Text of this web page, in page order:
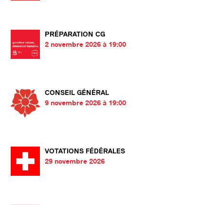
PRÉPARATION CG
2 novembre 2026 à 19:00
CONSEIL GÉNÉRAL
9 novembre 2026 à 19:00
VOTATIONS FÉDÉRALES
29 novembre 2026